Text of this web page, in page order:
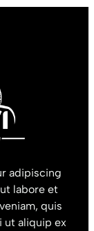
adipiscing
labore et
quis
ut aliquip ex